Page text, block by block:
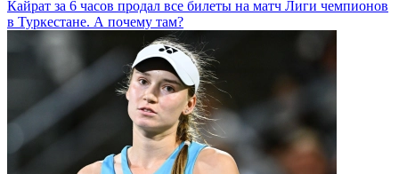
Кайрат за 6 часов продал все билеты на матч Лиги чемпионов
в Туркестане. А почему там?